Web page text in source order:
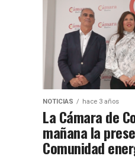
NOTICIAS hace 3 años
La Cámara de
mañana la
Comunidad